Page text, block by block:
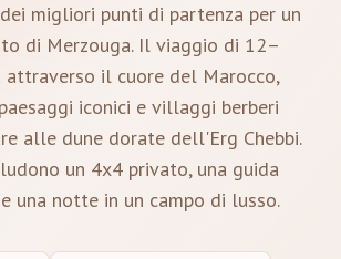
migliori punti di partenza per un
di Merzouga. Il viaggio di 12–
il cuore del Marocco,
iconici e villaggi berberi
alle dune dorate dell'Erg Chebbi.
un 4x4 privato, una guida
una notte in un campo di lusso.